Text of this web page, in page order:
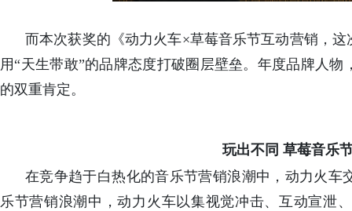
而本次获奖的《动力火车×草莓音乐节互动营销，
用“天生带敢”的品牌态度打破圈层壁垒。年度品牌人
的双重肯定。
玩出不同 草莓音乐
在竞争趋于白热化的音乐节营销浪潮中，动力火
乐节营销浪潮中，动力火车以集视觉冲击、互动宣泄